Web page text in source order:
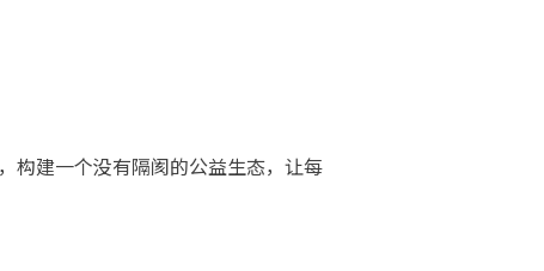
构建一个没有隔阂的公益生态，让每